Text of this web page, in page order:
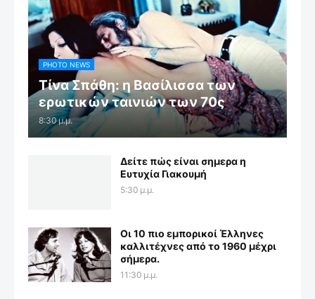
PHOTO NEWS
Τίνα Σπάθη: η Βασίλισσα των
ερωτικών ταινιών των 70ς
8:30 μ.μ.
Δείτε πώς είναι σημερα η
Ευτυχία Γιακουμή
5:30 μ.μ.
Οι 10 πιο εμπορικοί Έλληνες
καλλιτέχνες από το 1960 μέχρι
σήμερα.
11:30 μ.μ.